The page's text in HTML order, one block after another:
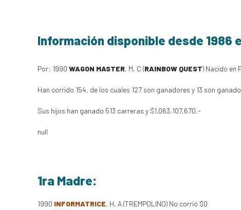
Información disponible desde 1986
Por: 1990 WAGON MASTER, M, C (RAINBOW QUEST) Nacido en
Han corrido 154, de los cuales 127 son ganadores y 13 son
Sus hijos han ganado 513 carreras y $1,063,107,670.-
null
1ra Madre:
1990 INFORMATRICE, H, A (TREMPOLINO) No corrió $0